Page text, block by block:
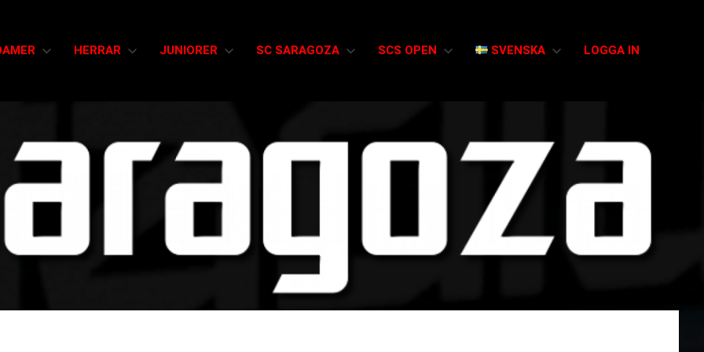
HERRAR JUNIORER SC SARAGOZA SCS OPEN SVENSKA LOGGA IN